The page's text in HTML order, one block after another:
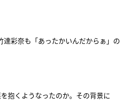
彩奈も「あったかいんだからぁ」の
抱くようなったのか。その背景に